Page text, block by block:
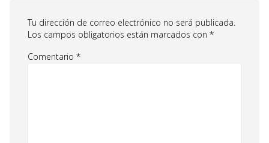
Tu dirección de correo electrónico no será publicada.
Los campos obligatorios están marcados con *
Comentario *